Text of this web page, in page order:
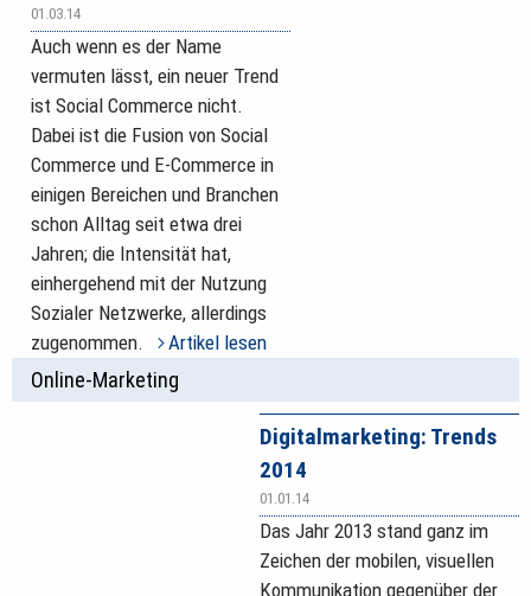
01.03.14
Auch wenn es der Name
vermuten lässt, ein neuer Trend
ist Social Commerce nicht.
Dabei ist die Fusion von Social
Commerce und E-Commerce in
einigen Bereichen und Branchen
schon Alltag seit etwa drei
Jahren; die Intensität hat,
einhergehend mit der Nutzung
Sozialer Netzwerke, allerdings
zugenommen.
Artikel lesen
Online-Marketing
Digitalmarketing: Trends
2014
01.01.14
Das Jahr 2013 stand ganz im
Zeichen der mobilen, visuellen
Kommunikation gegenüber der